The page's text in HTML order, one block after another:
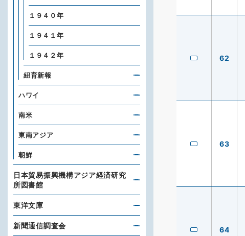
62
63
64
１９４０年
１９４１年
１９４２年
紐育新報
ハワイ
南米
東南アジア
朝鮮
日本貿易振興機構アジア経済研究
所図書館
東洋文庫
新聞通信調査会